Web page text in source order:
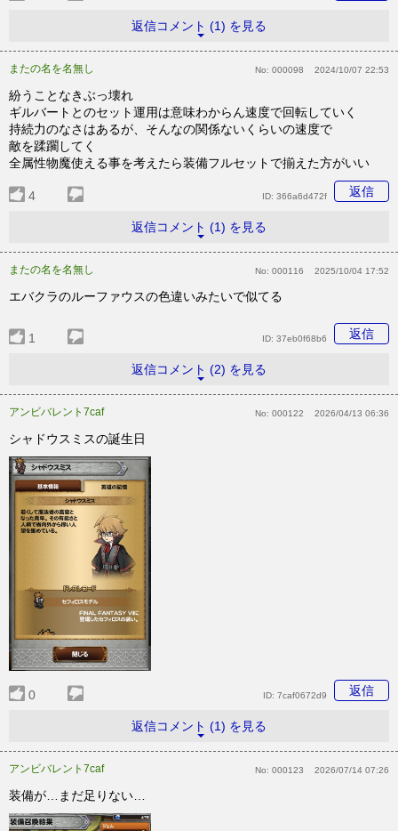
返信コメント (1) を見る
またの名を名無し No: 000098 2024/10/07 22:53
紛うことなきぶっ壊れ
ギルバートとのセット運用は意味わからん速度で回転していく
持続力のなさはあるが、そんなの関係ないくらいの速度で
敵を蹂躙してく
全属性物魔使える事を考えたら装備フルセットで揃えた方がいい
4 返信
ID: 366a6d472f
返信コメント (1) を見る
またの名を名無し No: 000116 2025/10/04 17:52
エバクラのルーファウスの色違いみたいで似てる
1 返信
ID: 37eb0f68b6
返信コメント (2) を見る
アンビバレント7caf No: 000122 2026/04/13 06:36
シャドウスミスの誕生日
0 返信
ID: 7caf0672d9
返信コメント (1) を見る
アンビバレント7caf No: 000123 2026/07/14 07:26
装備が…まだ足りない…